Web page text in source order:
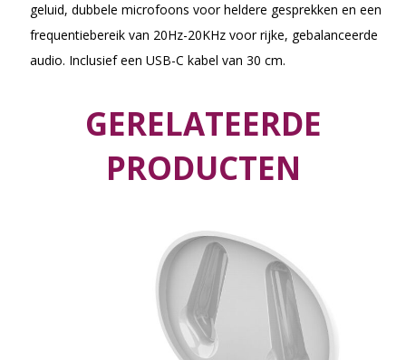
geluid, dubbele microfoons voor heldere gesprekken en een
frequentiebereik van 20Hz-20KHz voor rijke, gebalanceerde
audio. Inclusief een USB-C kabel van 30 cm.
GERELATEERDE
PRODUCTEN